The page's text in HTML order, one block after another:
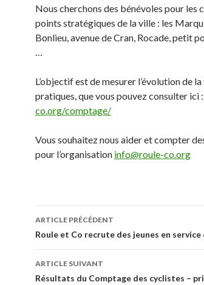
Nous cherchons des bénévoles pour les
points stratégiques de la ville : les
Bonlieu, avenue de Cran, Rocade, petit
…
L’objectif est de mesurer l’évolution de
pratiques, que vous pouvez consulter ici :
co.org/comptage/
Vous souhaitez nous aider et compter
pour l’organisation info@roule-co.org
Navigation
de
l’article
ARTICLE PRÉCÉDENT
Roule et Co recrute des jeunes en service
ARTICLE SUIVANT
Résultats du Comptage des cyclistes –